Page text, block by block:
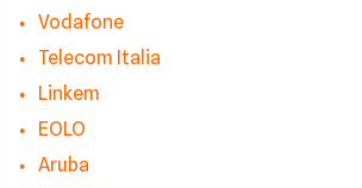
Vodafone
Telecom Italia
Linkem
EOLO
Aruba